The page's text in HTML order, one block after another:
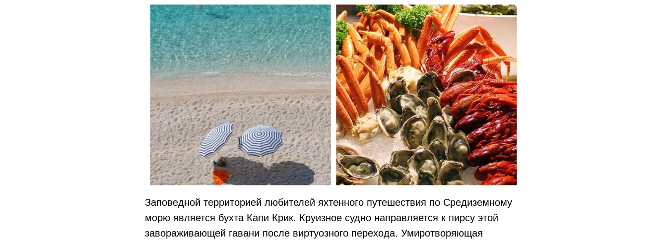
Заповедной территорией любителей яхтенного путешествия по Средиземному
морю является бухта Капи Крик. Круизное судно направляется к пирсу этой
завораживающей гавани после виртуозного перехода. Умиротворяющая